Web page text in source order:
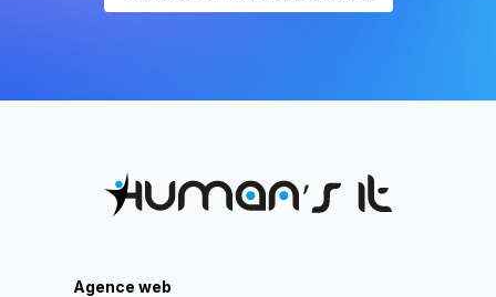
Agence web